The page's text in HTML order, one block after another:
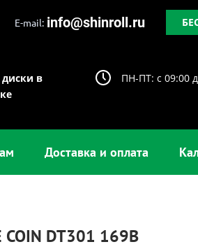
E-mail: info@shinroll.ru
в
ПН-ПТ: c 09:00
Доставка и оплата
DT301 169B